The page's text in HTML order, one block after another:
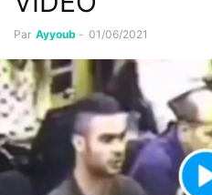
Par Ayyoub - 01/06/2021